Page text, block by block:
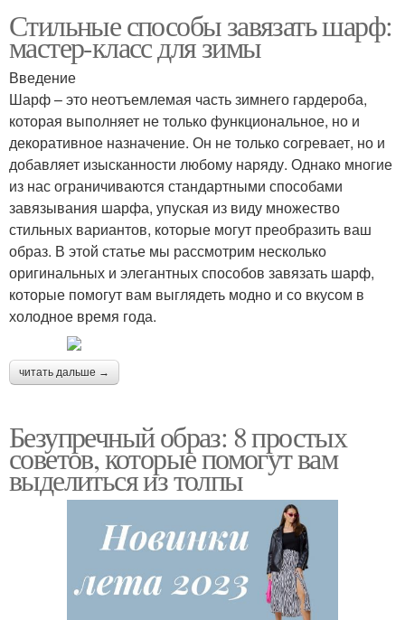
Стильные способы завязать шарф:
мастер-класс для зимы
Введение
Шарф – это неотъемлемая часть зимнего гардероба,
которая выполняет не только функциональное, но и
декоративное назначение. Он не только согревает, но и
добавляет изысканности любому наряду. Однако многие
из нас ограничиваются стандартными способами
завязывания шарфа, упуская из виду множество
стильных вариантов, которые могут преобразить ваш
образ. В этой статье мы рассмотрим несколько
оригинальных и элегантных способов завязать шарф,
которые помогут вам выглядеть модно и со вкусом в
холодное время года.
читать дальше →
Безупречный образ: 8 простых
советов, которые помогут вам
выделиться из толпы